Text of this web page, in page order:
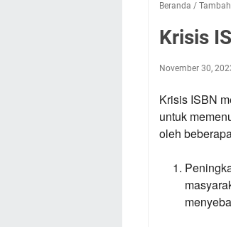
Beranda /
Krisis
November 30,
Krisis ISBN
untuk
oleh